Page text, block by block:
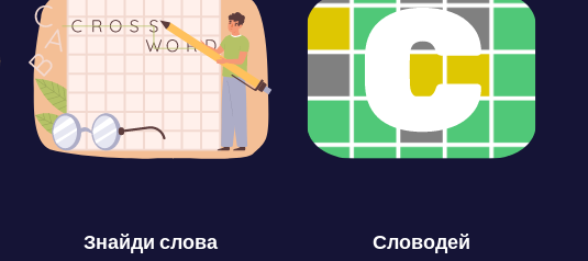
Знайди слова Словодей